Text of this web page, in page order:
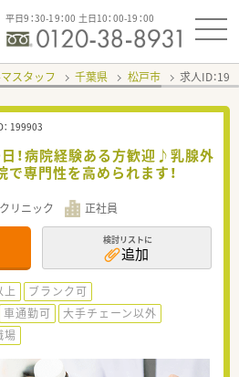
平日9：30-19：00 土日10：00-19：00
スタッフ 千葉県 松戸市 求人ID：
199903
日！病院経験ある方歓迎♪乳腺外
専門性を高められます！
リニック 正社員
検討リストに
追加
上
ブランク可
車通勤可
大手チェーン以外
場